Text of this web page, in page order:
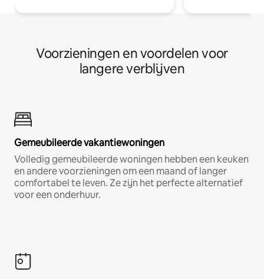
Voorzieningen en voordelen voor
langere verblijven
Gemeubileerde vakantiewoningen
Volledig gemeubileerde woningen hebben een keuken
en andere voorzieningen om een maand of langer
comfortabel te leven. Ze zijn het perfecte alternatief
voor een onderhuur.